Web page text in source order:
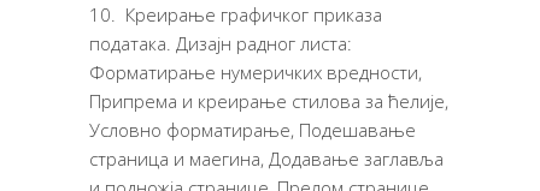
Креирање графичког приказа
података. Дизајн радног листа:
Форматирање нумеричких вредности,
Припрема и креирање стилова за ћелије,
Условно форматирање, Подешавање
страница и маегина, Додавање заглавља